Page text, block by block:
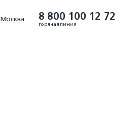
8 800 100 12 72
горячая линия
Москва